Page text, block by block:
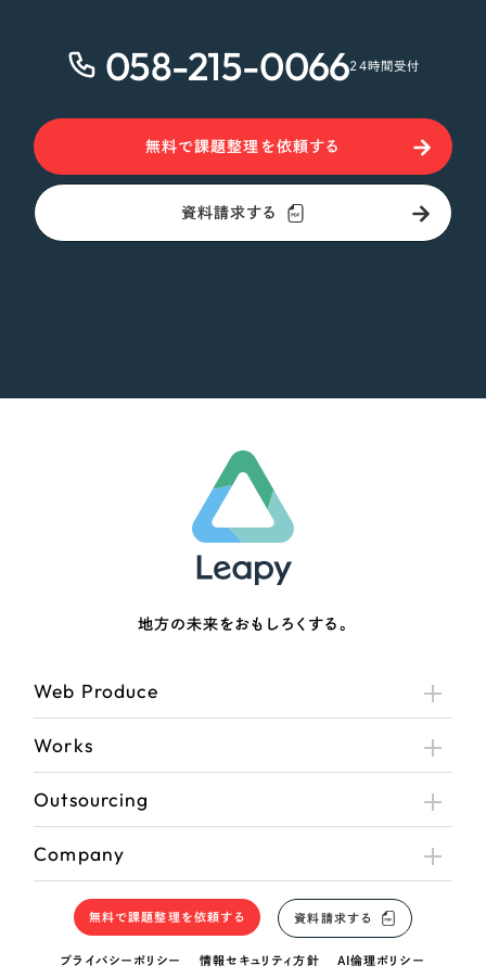
058-215-006624時間受付
無料で課題整理を依頼する
資料請求する
地方の未来をおもしろくする。
Web Produce
Works
Outsourcing
Company
無料で課題整理を依頼する 資料請求する
プライバシーポリシー 情報セキュリティ方針 AI倫理ポリシー